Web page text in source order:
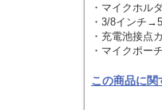
・マイクホル
・3/8インチ
・充電池接点
・マイクポーチ
この商品に関